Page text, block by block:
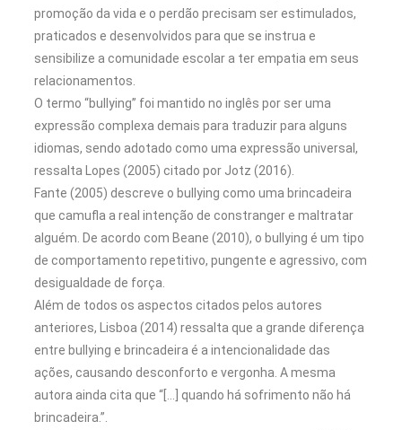
promoção da vida e o perdão precisam ser estimulados,
praticados e desenvolvidos para que se instrua e
sensibilize a comunidade escolar a ter empatia em seus
relacionamentos.
O termo “bullying” foi mantido no inglês por ser uma
expressão complexa demais para traduzir para alguns
idiomas, sendo adotado como uma expressão universal,
ressalta Lopes (2005) citado por Jotz (2016).
Fante (2005) descreve o bullying como uma brincadeira
que camufla a real intenção de constranger e maltratar
alguém. De acordo com Beane (2010), o bullying é um tipo
de comportamento repetitivo, pungente e agressivo, com
desigualdade de força.
Além de todos os aspectos citados pelos autores
anteriores, Lisboa (2014) ressalta que a grande diferença
entre bullying e brincadeira é a intencionalidade das
ações, causando desconforto e vergonha. A mesma
autora ainda cita que “[…] quando há sofrimento não há
brincadeira.”.